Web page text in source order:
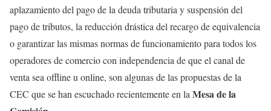
aplazamiento del pago de la deuda tributaria y suspensión del
pago de tributos, la reducción drástica del recargo de equivalencia
o garantizar las mismas normas de funcionamiento para todos los
operadores de comercio con independencia de que el canal de
venta sea offline u online, son algunas de las propuestas de la
CEC que se han escuchado recientemente en la Mesa de la